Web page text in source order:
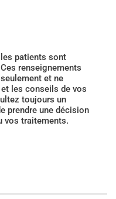
patients sont
renseignements
et ne
et les conseils de vos
toujours un
prendre une décision
vos traitements.